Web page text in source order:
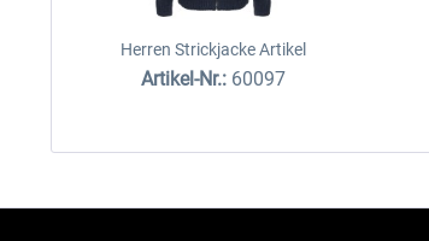
Herren Strickjacke Artikel
Artikel-Nr.: 60097